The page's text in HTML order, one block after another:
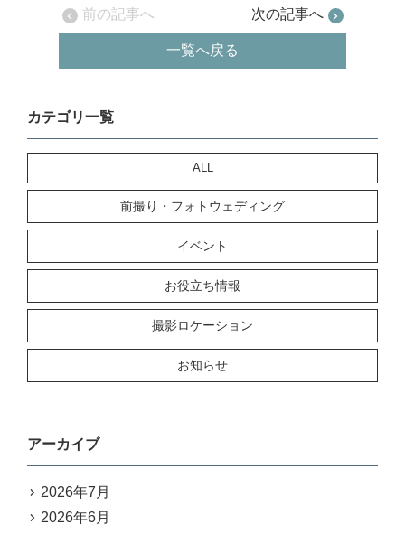
前の記事へ 次の記事へ
一覧へ戻る
カテゴリ一覧
ALL
前撮り・フォトウェディング
イベント
お役立ち情報
撮影ロケーション
お知らせ
アーカイブ
2026年7月
2026年6月